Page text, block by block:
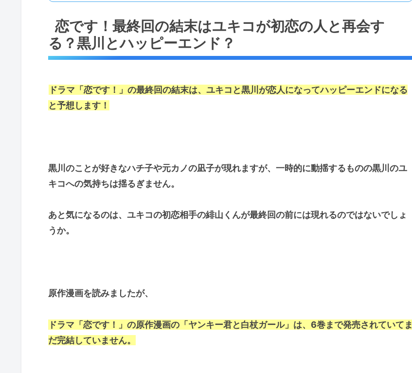
恋です！最終回の結末はユキコが初恋の人と再会す
る？黒川とハッピーエンド？
ドラマ「恋です！」の最終回の結末は、 ユキコと黒川が恋人になってハッピーエンドになる
と予想します！
黒川のことが好きなハチ子や元カノの凪子が現れますが、一時的に動揺するものの黒川のユ
キコへの気持ちは揺るぎません。
あと気になるのは、ユキコの初恋相手の緋山くんが最終回の前には現れるのではないでしょ
うか。
原作漫画を読みましたが、
ドラマ「恋です！」の原作漫画の「ヤンキー君と白杖ガール」は、6巻まで発売されていてま
だ完結していません。